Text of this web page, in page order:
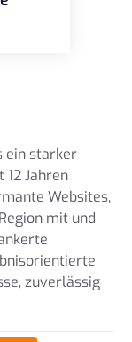
ein starker
Jahren
Websites,
mit und
zuverlässig